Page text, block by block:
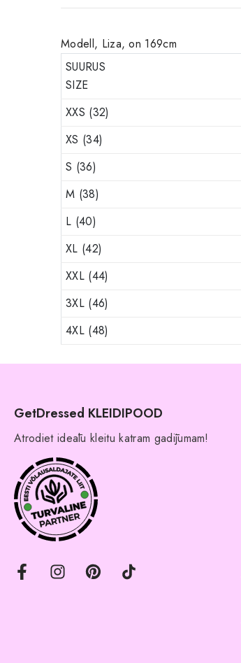
Modell, Liza, on 169cm
SUURUS
SIZE
XXS (32)
XS (34)
S (36)
M (38)
L (40)
XL (42)
XXL (44)
3XL (46)
4XL (48)
GetDressed KLEIDIPOOD
Atrodiet ideālu kleitu katram gadījumam!